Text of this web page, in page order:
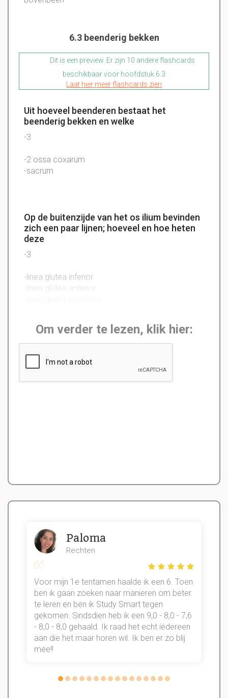
6.3 beenderig bekken
Dit is een preview. Er zijn 10 andere flashcards
beschikbaar voor hoofdstuk 6.3
Laat hier meer flashcards zien
Uit hoeveel beenderen bestaat het
beenderig bekken en welke
-3
-2 ossa coxarum
-sacrum
Op de buitenzijde van het os ilium bevinden
zich een paar lijnen; hoeveel en hoe heten
deze
-3
-linea glutea inferior
-linea glutea anterior
Om verder te lezen, klik hier:
Paloma
Rechten
Voor mijn 1e tentamen haalde ik een 6. Toen
ben ik gaan zoeken naar manieren om beter
te leren en ben ik Study Smart tegen
gekomen. Sindsdien heb ik een 9,0 - 8,0 - 7,6
- 8,0 - 8,0 gehaald. Ik raad het echt íédereen
aan die het maar horen wil. Ik ben er zo blij
mee!!